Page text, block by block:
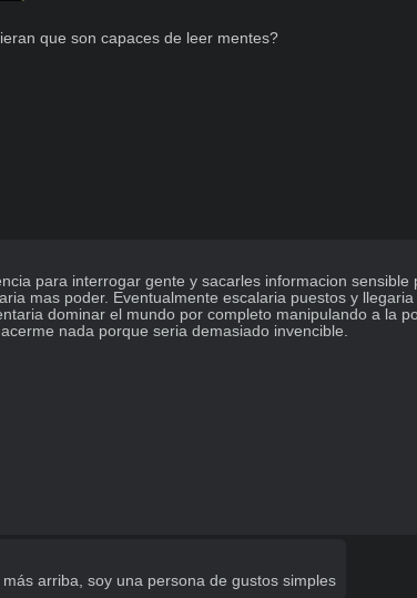
que son capaces de leer mentes?
para interrogar gente y sacarles informacion
mas poder. Eventualmente escalaria puestos y
dominar el mundo por completo manipulando a la
nada porque seria demasiado invencible.
arriba, soy una persona de gustos simples